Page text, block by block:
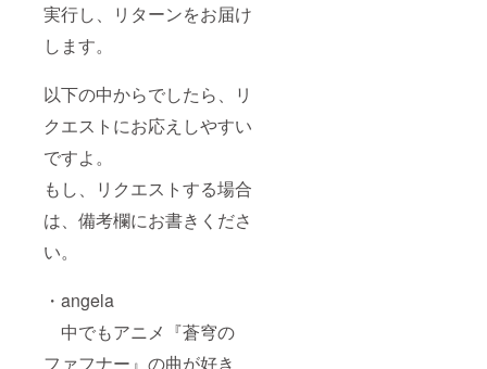
実行し、リターンをお届け
します。
以下の中からでしたら、リ
クエストにお応えしやすい
ですよ。
もし、リクエストする場合
は、備考欄にお書きくださ
い。
・angela
中でもアニメ『蒼穹の
ファフナー』の曲が好き